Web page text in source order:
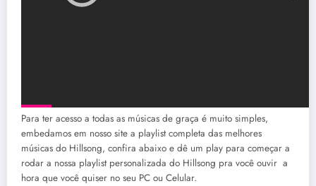
Para ter acesso a todas as músicas de graça é muito simples,
embedamos em nosso site a playlist completa das melhores
músicas do Hillsong, confira abaixo e dê um play para começar a
rodar a nossa playlist personalizada do Hillsong pra você ouvir a
hora que você quiser no seu PC ou Celular.